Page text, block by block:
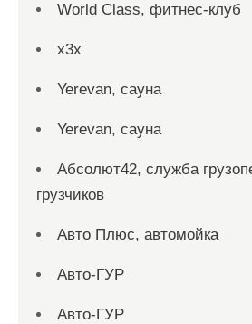
World Class, фитнес-клуб
x3x
Yerevan, сауна
Yerevan, сауна
Абсолют42, служба
грузчиков
Авто Плюс, автомойка
Авто-ГУР
Авто-ГУР